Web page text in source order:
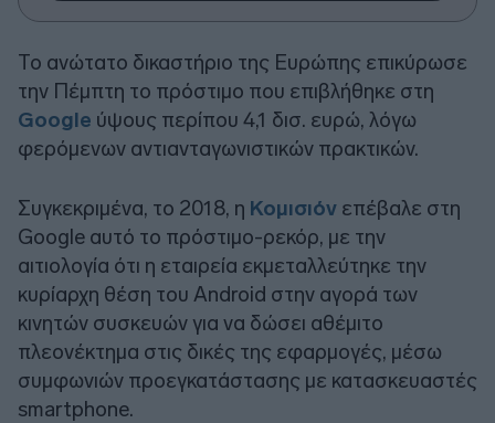
Το ανώτατο δικαστήριο της Ευρώπης επικύρωσε
την Πέμπτη το πρόστιμο που επιβλήθηκε στη
Google ύψους περίπου 4,1 δισ. ευρώ, λόγω
φερόμενων αντιανταγωνιστικών πρακτικών.
Συγκεκριμένα, το 2018, η Κομισιόν επέβαλε στη
Google αυτό το πρόστιμο-ρεκόρ, με την
αιτιολογία ότι η εταιρεία εκμεταλλεύτηκε την
κυρίαρχη θέση του Android στην αγορά των
κινητών συσκευών για να δώσει αθέμιτο
πλεονέκτημα στις δικές της εφαρμογές, μέσω
συμφωνιών προεγκατάστασης με κατασκευαστές
smartphone.